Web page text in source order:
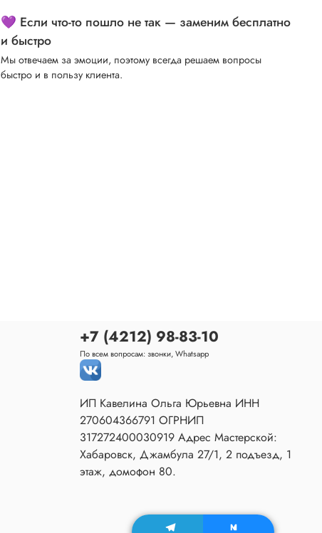
💜 Если что-то пошло не так — заменим бесплатно
и быстро
Мы отвечаем за эмоции, поэтому всегда решаем вопросы
быстро и в пользу клиента.
+7 (4212) 98-83-10
По всем вопросам: звонки, Whatsapp
ИП Кавелина Ольга Юрьевна ИНН
270604366791 ОГРНИП
317272400030919 Адрес Мастерской:
Хабаровск, Джамбула 27/1, 2 подъезд, 1
этаж, домофон 80.